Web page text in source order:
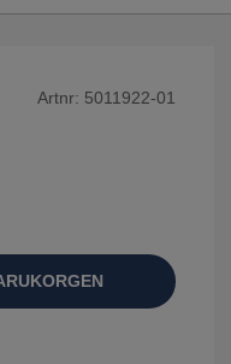
Artnr: 5011922-01